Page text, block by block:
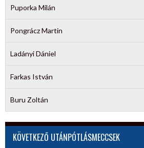
Puporka Milán
Pongrácz Martin
Ladányi Dániel
Farkas István
Buru Zoltán
KÖVETKEZŐ UTÁNPÓTLÁSMECCSEK